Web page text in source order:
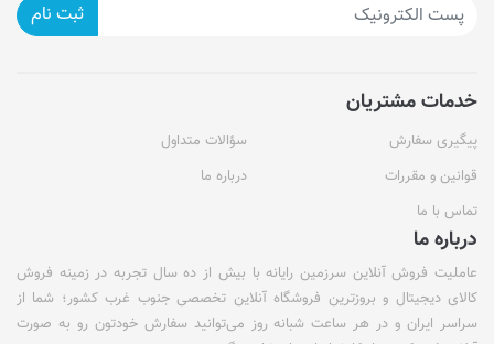
ثبت نام
خدمات مشتریان
پیگیری سفارش
سؤالات متداول
قوانین و مقررات
درباره ما
تماس با ما
درباره ما
عاملیت فروش آنلاین سرزمین رایانه با بیش از ده سال تجربه در زمینه فروش
کالای دیجیتال و بروزترین فروشگاه آنلاین تخصصی جنوب غرب کشور؛ شما از
سراسر ایران و در هر ساعت شبانه روز می‌توانید سفارش خودتون رو به صورت